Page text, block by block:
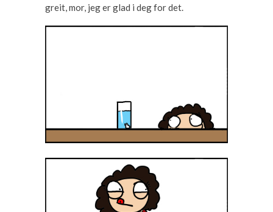
greit, mor, jeg er glad i deg for det.